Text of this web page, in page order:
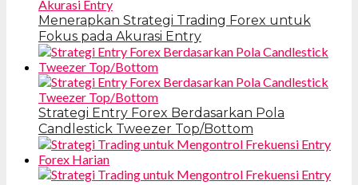
Menerapkan Strategi Trading Forex untuk
Fokus pada Akurasi Entry
Strategi Entry Forex Berdasarkan Pola
Candlestick Tweezer Top/Bottom